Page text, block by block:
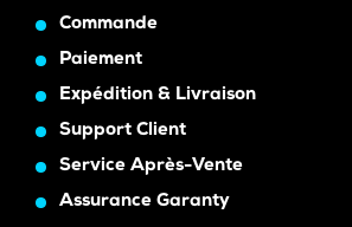
Commande
Paiement
Expédition & Livraison
Support Client
Service Après-Vente
Assurance Garanty